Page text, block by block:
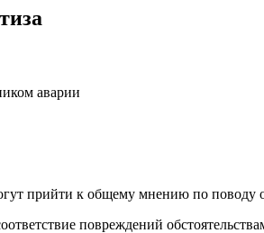
аварии
прийти к общему мнению по поводу
повреждений